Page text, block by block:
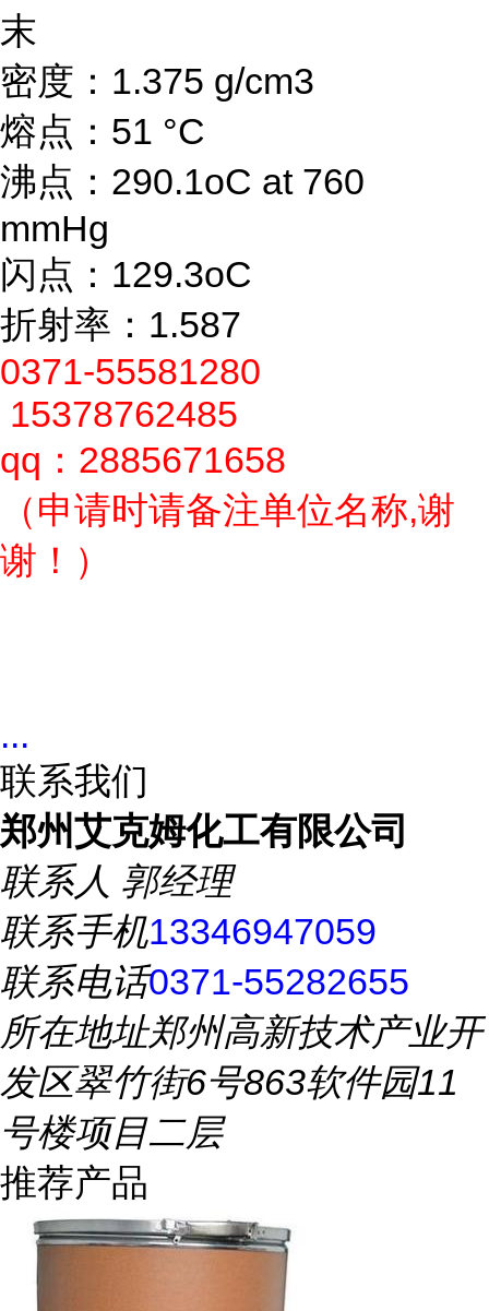
末
密度：1.375 g/cm3
熔点：51 °C
沸点：290.1oC at 760
mmHg
闪点：129.3oC
折射率：1.587
0371-55581280
15378762485
qq：2885671658
（申请时请备注单位名称,谢
谢！）
...
联系我们
郑州艾克姆化工有限公司
联系人 郭经理
联系手机13346947059
联系电话0371-55282655
所在地址郑州高新技术产业开
发区翠竹街6号863软件园11
号楼项目二层
推荐产品